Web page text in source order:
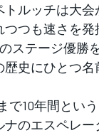
ルッチは大会
つも速さを発
ステージ優勝
史にひとつ名
で10年間とい
のエスペレー